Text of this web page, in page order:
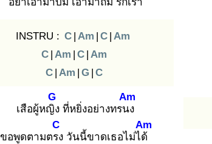
INSTRU : C | Am | C | Am
C | Am | C | Am
C | Am | G | C
เสือผู้หญิง
G
ที่หยิ่งอย่างทรนง
Am
ขอพูดตามตรง
C
วันนี้ขาดเธอไม่ได้
Am